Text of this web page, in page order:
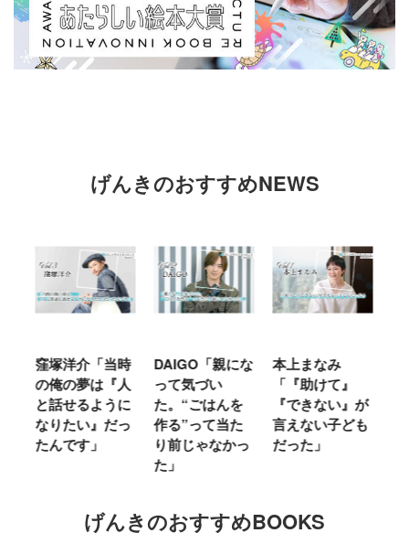
げんきのおすすめNEWS
「当時
は『人
ように
』だっ
DAIGO「親にな
って気づい
た。“ごはんを
作る”って当た
り前じゃなかっ
本上まなみ
「『助けて』
『できない』が
言えない子ども
だった」
千原せいじ「子
育ては自分のイ
ヤな面に直面す
ることが多かっ
た」
げんきのおすすめBOOKS